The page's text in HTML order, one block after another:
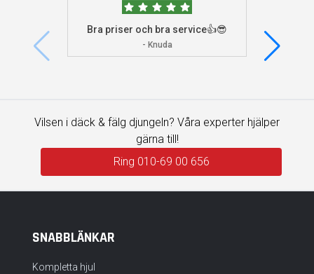
Bra priser och bra service👍😎
- Knuda
Vilsen i däck & fälg djungeln? Våra experter hjälper
gärna till!
Ring 010-69 00 656
SNABBLÄNKAR
Kompletta hjul